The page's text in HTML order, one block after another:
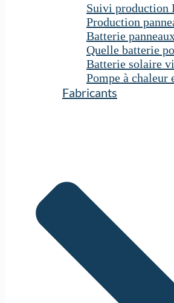
Suivi production
Production
Batterie
Quelle batterie
Batterie solaire
Pompe à chaleur
Fabricants